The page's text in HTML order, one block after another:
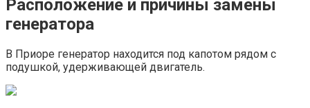
Расположение и причины замены
генератора
В Приоре генератор находится под капотом рядом с
подушкой, удерживающей двигатель.